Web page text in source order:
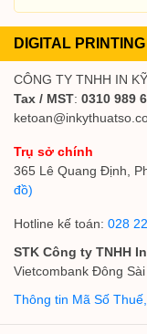
DIGITAL
CÔNG TY TNHH IN
Tax / MST: 0310 989
Trụ sở chính
365 Lê Quang Định,
đồ)
Hotline kế toán: 028
STK Công ty TNHH
Vietcombank Đông
Thông tin Mã Số